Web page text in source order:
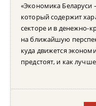
«Экономика Беларуси
который содержит
секторе и в денежно-
на ближайшую
куда движется
предстоят, и как